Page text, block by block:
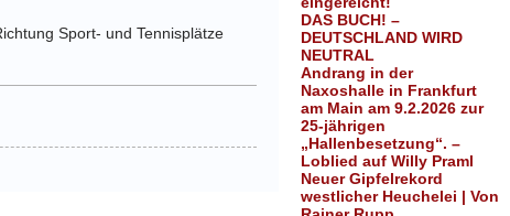
DAS BUCH! –
DEUTSCHLAND WIRD
NEUTRAL
Andrang in der
Naxoshalle in Frankfurt
am Main am 9.2.2026 zur
25-jährigen
„Hallenbesetzung“. –
Loblied auf Willy Praml
Neuer Gipfelrekord
westlicher Heuchelei | Von
Sport- und Tennisplätze